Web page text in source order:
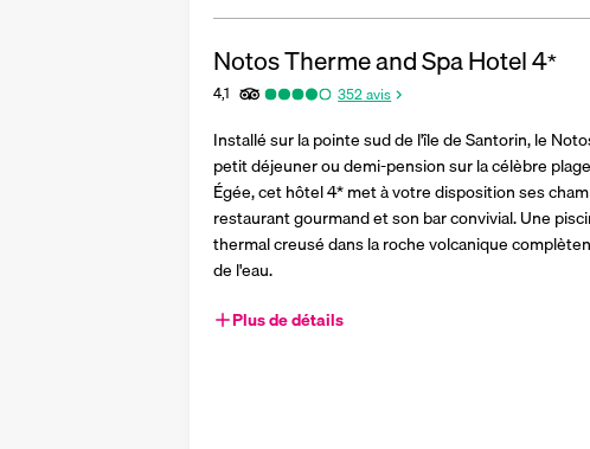
Notos Therme and Spa Hotel4*
4,1 352avis
Installé sur la pointe sud de l'île de Santorin, le
petit déjeuner ou demi-pension sur la célèbre
Égée, cet hôtel 4* met à votre disposition ses
restaurant gourmand et son bar convivial. Une
thermal creusé dans la roche volcanique
de l'eau.
Plus de détails